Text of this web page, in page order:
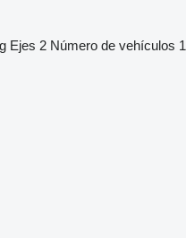
Ejes 2 Número de vehículos 1